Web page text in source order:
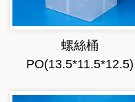
螺絲桶
PO(13.5*11.5*12.5)